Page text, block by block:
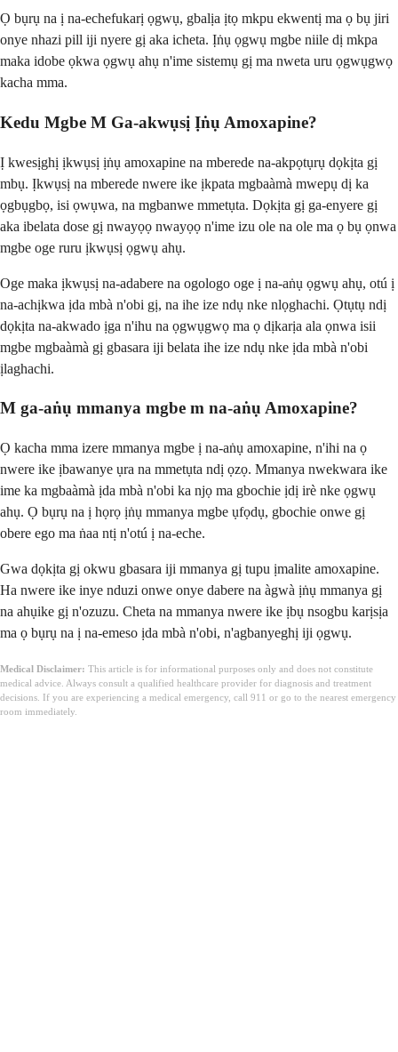
Ọ bụrụ na ị na-echefukarị ọgwụ, gbalịa ịtọ mkpu ekwentị ma ọ bụ jiri
onye nhazi pill iji nyere gị aka icheta. Ịṅụ ọgwụ mgbe niile dị mkpa
maka idobe ọkwa ọgwụ ahụ n'ime sistemụ gị ma nweta uru ọgwụgwọ
kacha mma.
Kedu Mgbe M Ga-akwụsị Ịṅụ Amoxapine?
Ị kwesịghị ịkwụsị ịṅụ amoxapine na mberede na-akpọtụrụ dọkịta gị
mbụ. Ịkwụsị na mberede nwere ike ịkpata mgbaàmà mwepụ dị ka
ọgbụgbọ, isi ọwụwa, na mgbanwe mmetụta. Dọkịta gị ga-enyere gị
aka ibelata dose gị nwayọọ nwayọọ n'ime izu ole na ole ma ọ bụ ọnwa
mgbe oge ruru ịkwụsị ọgwụ ahụ.
Oge maka ịkwụsị na-adabere na ogologo oge ị na-aṅụ ọgwụ ahụ, otú ị
na-achịkwa ịda mbà n'obi gị, na ihe ize ndụ nke nlọghachi. Ọtụtụ ndị
dọkịta na-akwado ịga n'ihu na ọgwụgwọ ma ọ dịkarịa ala ọnwa isii
mgbe mgbaàmà gị gbasara iji belata ihe ize ndụ nke ịda mbà n'obi
ịlaghachi.
M ga-aṅụ mmanya mgbe m na-aṅụ Amoxapine?
Ọ kacha mma izere mmanya mgbe ị na-aṅụ amoxapine, n'ihi na ọ
nwere ike ịbawanye ụra na mmetụta ndị ọzọ. Mmanya nwekwara ike
ime ka mgbaàmà ịda mbà n'obi ka njọ ma gbochie ịdị irè nke ọgwụ
ahụ. Ọ bụrụ na ị họrọ ịṅụ mmanya mgbe ụfọdụ, gbochie onwe gị
obere ego ma ṅaa ntị n'otú ị na-eche.
Gwa dọkịta gị okwu gbasara iji mmanya gị tupu ịmalite amoxapine.
Ha nwere ike inye nduzi onwe onye dabere na àgwà ịṅụ mmanya gị
na ahụike gị n'ozuzu. Cheta na mmanya nwere ike ịbụ nsogbu karịsịa
ma ọ bụrụ na ị na-emeso ịda mbà n'obi, n'agbanyeghị iji ọgwụ.
Medical Disclaimer: This article is for informational purposes only and does not constitute
medical advice. Always consult a qualified healthcare provider for diagnosis and treatment
decisions. If you are experiencing a medical emergency, call 911 or go to the nearest emergency
room immediately.